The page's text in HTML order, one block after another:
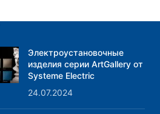
Электроустановочные
изделия серии ArtGallery от
Systeme Electric
24.07.2024